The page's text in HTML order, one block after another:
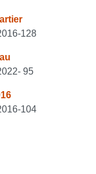
128
95
104